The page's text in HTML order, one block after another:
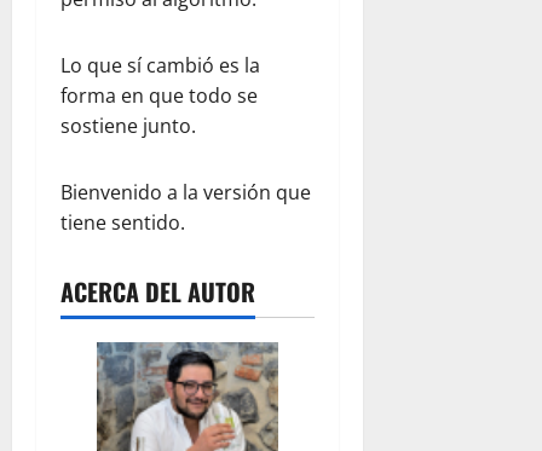
Lo que sí cambió es la
forma en que todo se
sostiene junto.
Bienvenido a la versión que
tiene sentido.
ACERCA DEL AUTOR